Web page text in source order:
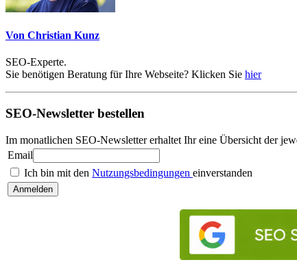
Von Christian Kunz
SEO-Experte.
Sie benötigen Beratung für Ihre Webseite? Klicken Sie hier
SEO-Newsletter bestellen
Im monatlichen SEO-Newsletter erhaltet Ihr eine Übersicht der
Email
Ich bin mit den Nutzungsbedingungen einverstanden